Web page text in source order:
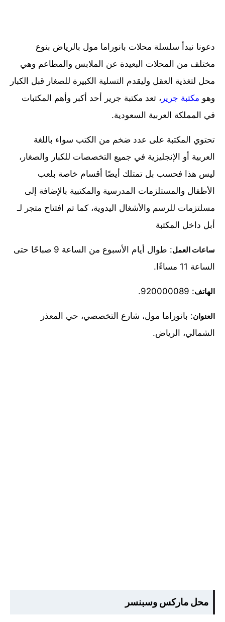
دعونا نبدأ سلسلة محلات بانوراما مول بالرياض بنوع
مختلف من المحلات البعيدة عن الملابس والمطاعم وهي
محل لتغذية العقل وليقدم التسلية الكبيرة للصغار قبل الكبار
وهو مكتبة جرير ، تعد مكتبة جرير أحد أكبر وأهم المكتبات
في المملكة العربية السعودية.
تحتوي المكتبة على عدد ضخم من الكتب سواء باللغة
العربية أو الإنجليزية في جميع التخصصات للكبار والصغار،
ليس هذا فحسب بل تمتلك أيضًا أقسام خاصة بلعب
الأطفال والمستلزمات المدرسية والمكتبية بالإضافة إلى
مسلتزمات للرسم والأشغال اليدوية، كما تم افتتاح متجر لـ
أبل داخل المكتبة
ساعات العمل
: طوال أيام الأسبوع من الساعة 9 صباحًا حتى
الساعة 11 مساءًا.
الهاتف: 920000089.
العنوان: بانوراما مول، شارع التخصصي، حي المعذر
الشمالي، الرياض.
محل ماركس وسبنسر